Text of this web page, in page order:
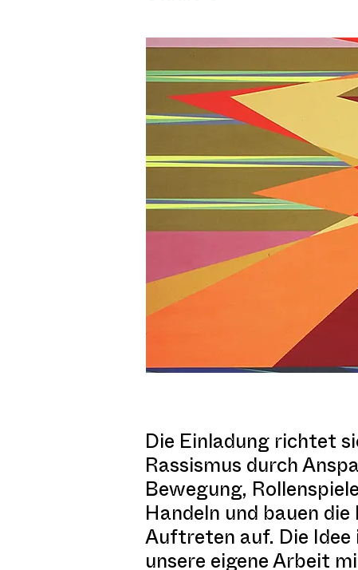
Die Einladung richtet
Rassismus durch
Bewegung,
Handeln und bauen
Auftreten auf. Die Idee
unsere eigene Arbeit